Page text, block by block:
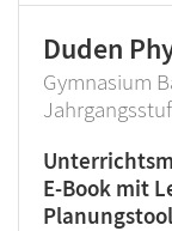
Duden
Gymnasium
E-Book mit